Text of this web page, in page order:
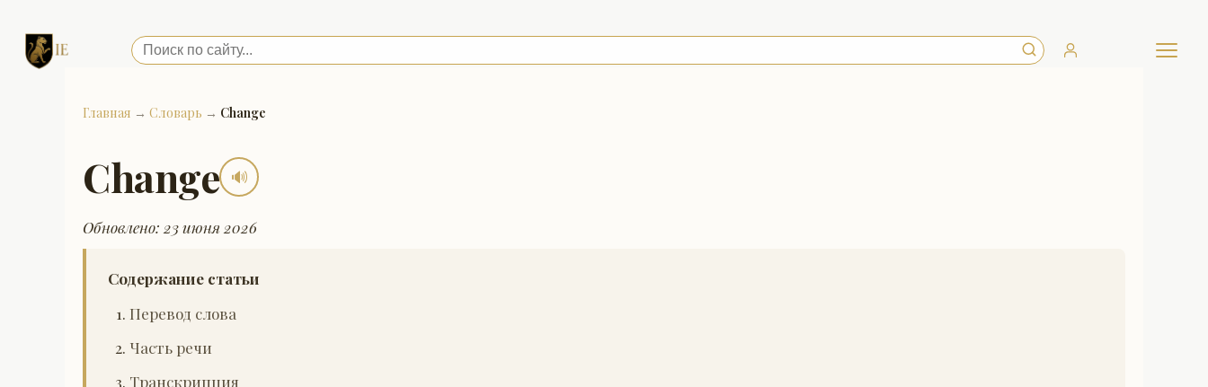
Главная → Словарь → Change
Change 🔊
Обновлено: 23 июня 2026
Содержание статьи
Перевод слова
Часть речи
Транскрипция